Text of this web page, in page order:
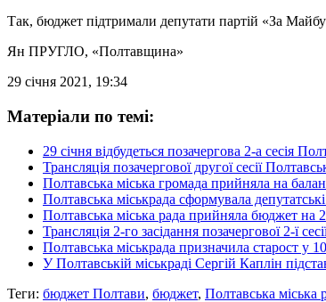
Так, бюджет підтримали депутати партій «За
Ян ПРУГЛО, «Полтавщина»
29 січня 2021, 19:34
Матеріали по темі:
29 січня відбудеться позачергова 2-а сесія
Трансляція позачергової другої сесії
Полтавська міська громада прийняла на
Полтавська міськрада сформувала депутатські
Полтавська міська рада прийняла бюджет на
Трансляція 2-го засідання позачергової 2-ї
Полтавська міськрада призначила старост у
У Полтавській міськраді Сергій Каплін
Теги: бюджет Полтави, бюджет, Полтавська міська